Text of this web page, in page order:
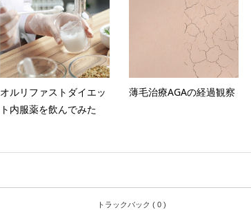
オルリファストダイエッ
ト内服薬を飲んでみた
薄毛治療AGAの経過観察
トラックバック ( 0 )